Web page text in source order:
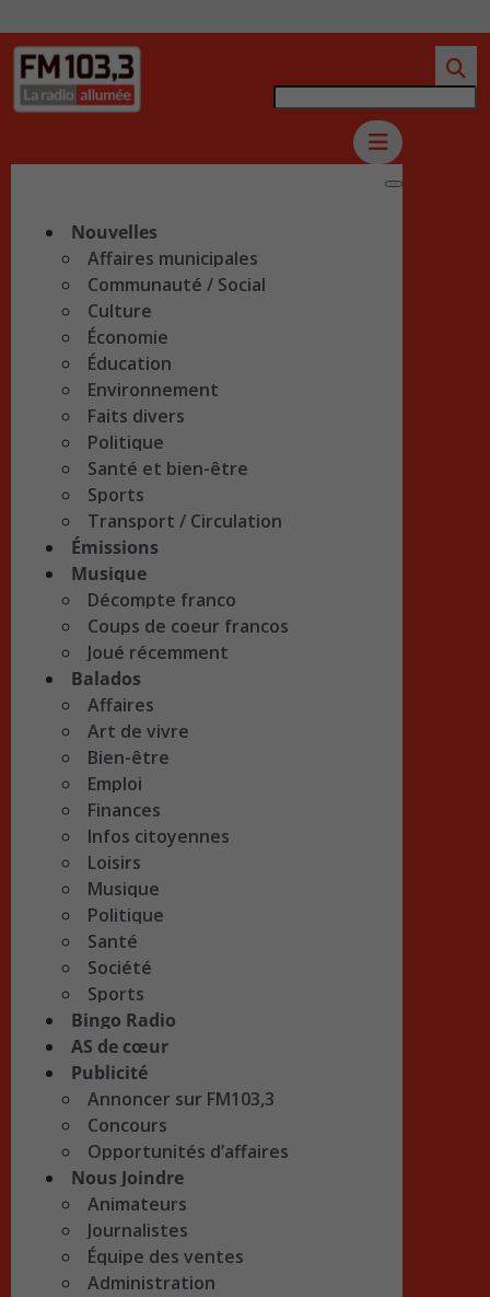
Nouvelles
Affaires municipales
Communauté / Social
Culture
Économie
Éducation
Environnement
Faits divers
Politique
Santé et bien-être
Sports
Transport / Circulation
Émissions
Musique
Décompte franco
Coups de coeur francos
Joué récemment
Balados
Affaires
Art de vivre
Bien-être
Emploi
Finances
Infos citoyennes
Loisirs
Musique
Politique
Santé
Société
Sports
Bingo Radio
AS de cœur
Publicité
Annoncer sur FM103,3
Concours
Opportunités d’affaires
Nous Joindre
Animateurs
Journalistes
Équipe des ventes
Administration